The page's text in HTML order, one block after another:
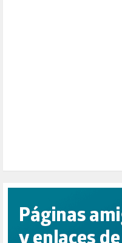
PUERTO DE VALENCIA (1)
RACISMO (1)
RELIGIÓN (114)
REPUBLICA (1)
SALUD (108)